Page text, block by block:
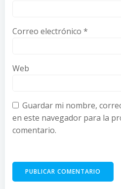
Correo electrónico *
Web
Guardar mi nombre,
en este navegador para la
comentario.